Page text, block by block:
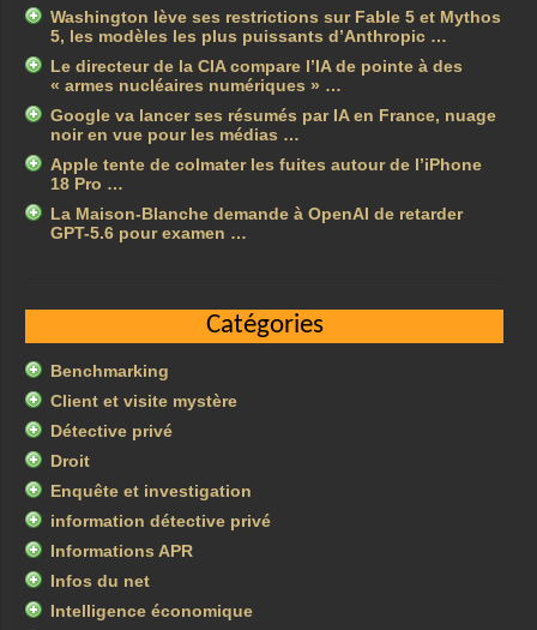
Washington lève ses restrictions sur Fable 5 et Mythos
5, les modèles les plus puissants d’Anthropic …
Le directeur de la CIA compare l’IA de pointe à des
« armes nucléaires numériques » …
Google va lancer ses résumés par IA en France, nuage
noir en vue pour les médias …
Apple tente de colmater les fuites autour de l’iPhone
18 Pro …
La Maison-Blanche demande à OpenAI de retarder
GPT-5.6 pour examen …
Catégories
Benchmarking
Client et visite mystère
Détective privé
Droit
Enquête et investigation
information détective privé
Informations APR
Infos du net
Intelligence économique